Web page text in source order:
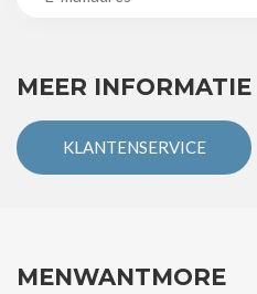
MEER INFORMATIE
KLANTENSERVICE
MENWANTMORE